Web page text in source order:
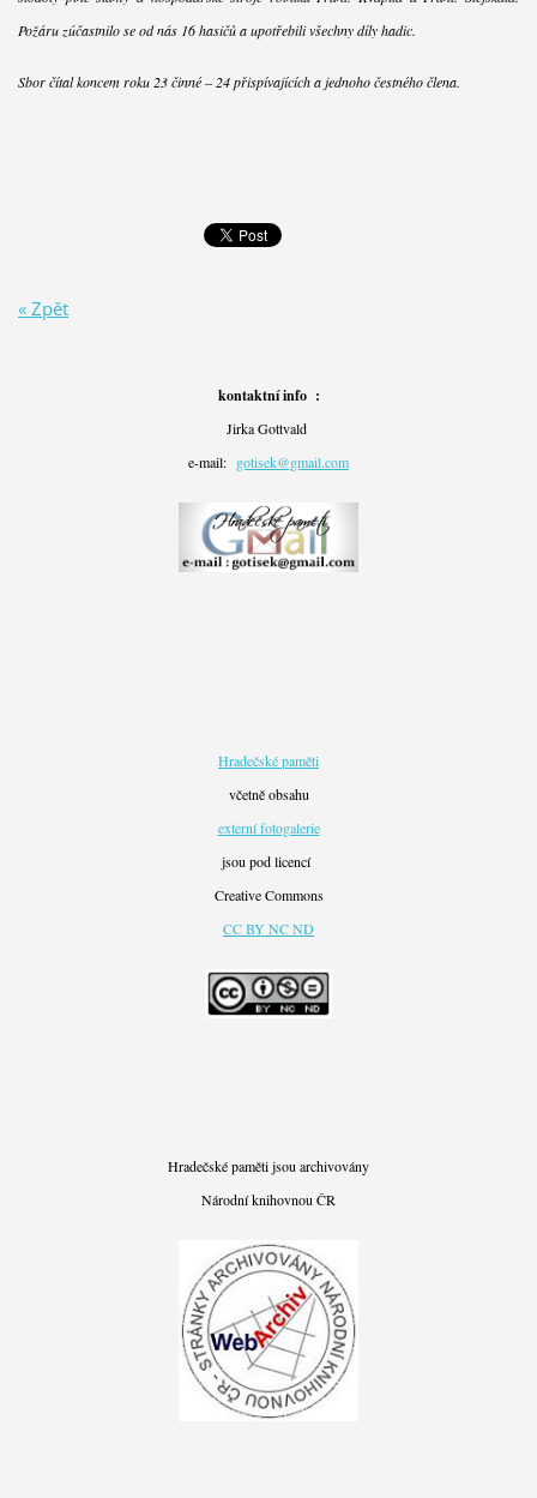
Požáru zúčastnilo se od nás 16 hasičů a upotřebili všechny díly hadic.
Sbor čítal koncem roku 23 činné – 24 přispívajících a jednoho čestného člena.
« Zpět
kontaktní info :
Jirka Gottvald
e-mail: gotisek@gmail.com
Hradečské paměti
včetně obsahu
externí fotogalerie
jsou pod licencí
Creative Commons
CC BY NC ND
Hradečské paměti jsou archivovány
Národní knihovnou ČR